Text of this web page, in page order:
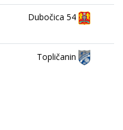
Dubočica 54
Topličanin